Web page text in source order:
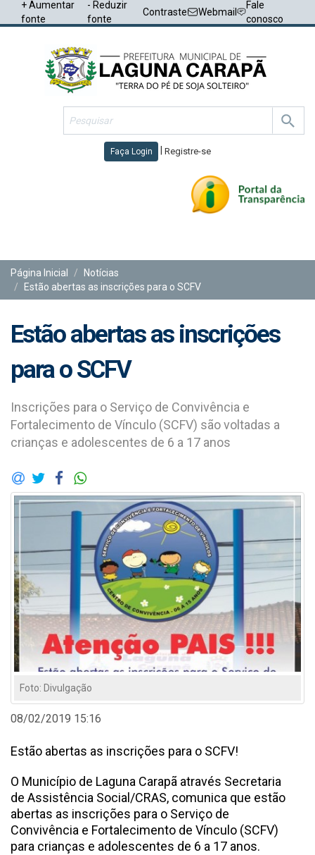
+ Aumentar
fonte
- Reduzir
fonte
Contraste Webmail
Fale
conosco
Faça Login Registre-se
Página Inicial
Notícias
Estão abertas as inscrições para o SCFV
Estão abertas as inscrições
para o SCFV
Inscrições para o Serviço de Convivência e
Fortalecimento de Vínculo (SCFV) são voltadas a
crianças e adolescentes de 6 a 17 anos
Foto: Divulgação
08/02/2019 15:16
Estão abertas as inscrições para o SCFV!
O Município de Laguna Carapã através Secretaria
de Assistência Social/CRAS, comunica que estão
abertas as inscrições para o Serviço de
Convivência e Fortalecimento de Vínculo (SCFV)
para crianças e adolescentes de 6 a 17 anos.